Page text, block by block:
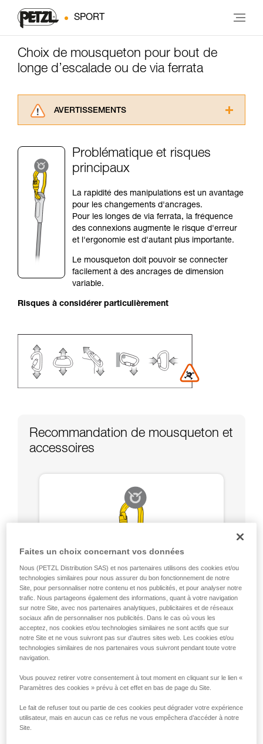
SPORT
Choix de mousqueton pour bout de
longe d’escalade ou de via ferrata
AVERTISSEMENTS
consulter. Vous devez avoir compris les
informations de la notice technique pour
d’informations.
Maîtriser ces techniques nécessite une
formation et un entraînement spécifique. Validez
avec un professionnel votre capacité à refaire
la manipulation, seul, en toute sécurité, avant
Nous donnons des exemples de techniques
liées à votre activité. Il peut en exister d’autres
que nous ne décrivons pas ici.
Problématique et risques
principaux
La rapidité des manipulations est un avantage
pour les changements d'ancrages.
Pour les longes de via ferrata, la fréquence
des connexions augmente le risque d'erreur
et l'ergonomie est d'autant plus importante.
Le mousqueton doit pouvoir se connecter
facilement à des ancrages de dimension
variable.
Risques à considérer particulièrement
Recommandation de mousqueton et
accessoires
Faites un choix concernant vos données
Nous (PETZL Distribution SAS) et nos partenaires utilisons des cookies et/ou
technologies similaires pour nous assurer du bon fonctionnement de notre
Site, pour personnaliser notre contenu et nos publicités, et pour analyser notre
trafic. Nous partageons également des informations, quant à votre navigation
sur notre Site, avec nos partenaires analytiques, publicitaires et de réseaux
sociaux afin de personnaliser nos publicités. Dans le cas où vous les
acceptez, nos cookies et/ou technologies similaires ne sont actifs que sur
notre Site et ne vous suivront pas sur d’autres sites web. Les cookies et/ou
technologies similaires de nos partenaires vous suivront pendant toute votre
navigation.
Vous pouvez retirer votre consentement à tout moment en cliquant sur le lien «
Paramètres des cookies » prévu à cet effet en bas de page du Site.
Le fait de refuser tout ou partie de ces cookies peut dégrader votre expérience
utilisateur, mais en aucun cas ce refus ne vous empêchera d’accéder à notre
Site.